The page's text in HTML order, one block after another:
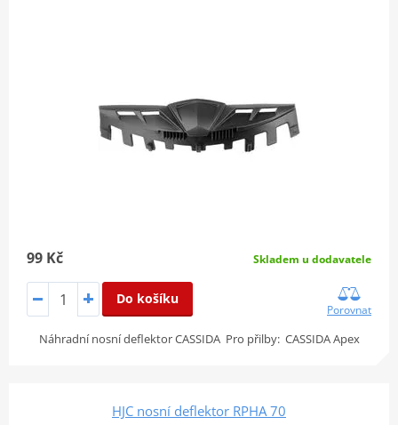
99 Kč Skladem u dodavatele
Do košíku
Porovnat
Náhradní nosní deflektor CASSIDA Pro přilby: CASSIDA Apex
HJC nosní deflektor RPHA 70